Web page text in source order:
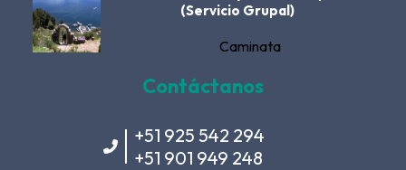
(Servicio Grupal)
Caminata
Contáctanos
+51 925 542 294
+51 901 949 248